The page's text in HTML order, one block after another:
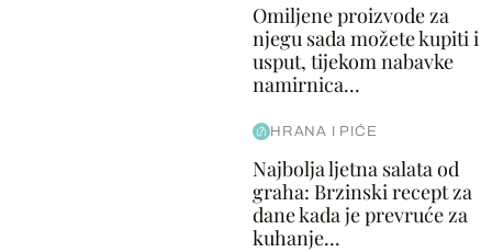
Omiljene proizvode za
njegu sada možete kupiti i
usput, tijekom nabavke
namirnica...
HRANA I PIĆE
Najbolja ljetna salata od
graha: Brzinski recept za
dane kada je prevruće za
kuhanje...